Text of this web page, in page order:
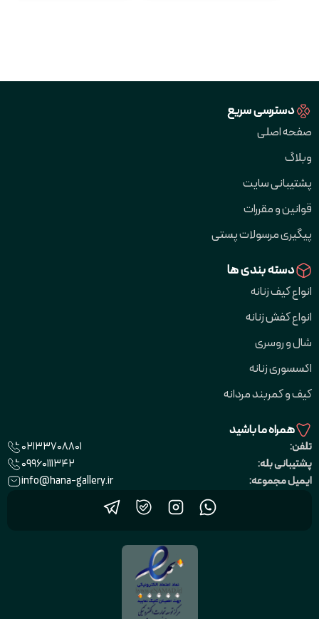
دسترسی سریع
صفحه اصلی
وبلاگ
پشتیبانی سایت
قوانین و مقررات
پیگیری مرسولات پستی
دسته بندی ها
انواع کیف زنانه
انواع کفش زنانه
شال و روسری
اکسسوری زنانه
کیف و کمربند مردانه
همراه ما باشید
تلفن:
02133708801
پشتیبانی بله:
09960111342
ایمیل مجموعه:
info@hana-gallery.ir